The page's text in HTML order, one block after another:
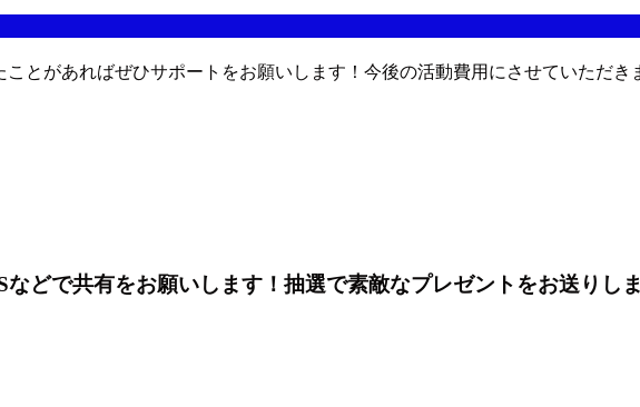
とがあればぜひサポートをお願いします！今後の活動費用にさせていただき
などで共有をお願いします！抽選で素敵なプレゼントをお送り